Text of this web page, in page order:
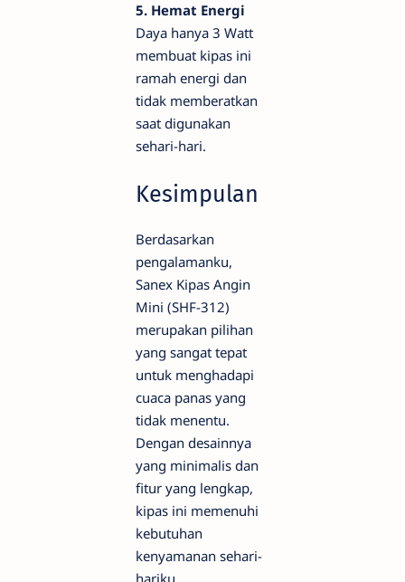
5. Hemat Energi
Daya hanya 3 Watt
membuat kipas ini
ramah energi dan
tidak memberatkan
saat digunakan
sehari-hari.
Kesimpulan
Berdasarkan
pengalamanku,
Sanex Kipas Angin
Mini (SHF-312)
merupakan pilihan
yang sangat tepat
untuk menghadapi
cuaca panas yang
tidak menentu.
Dengan desainnya
yang minimalis dan
fitur yang lengkap,
kipas ini memenuhi
kebutuhan
kenyamanan sehari-